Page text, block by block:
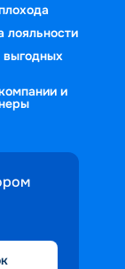
лояльности
выгодных
и